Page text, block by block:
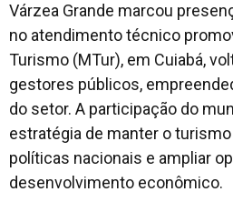
Várzea Grande marcou
no atendimento técnico
Turismo (MTur), em Cuiabá,
gestores públicos,
do setor. A participação do
estratégia de manter o
políticas nacionais e ampliar
desenvolvimento econômico.